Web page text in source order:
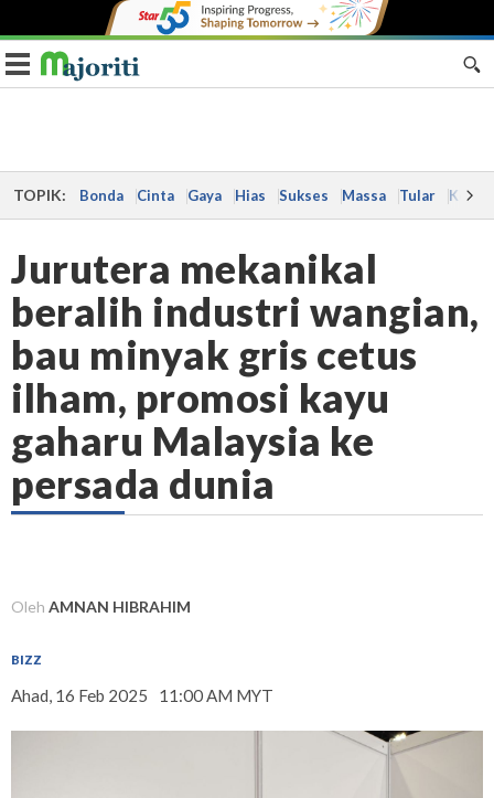
Toggle navigation
TOPIK: Bonda Cinta Gaya Hias Sukses Massa Tular Kes
Jurutera mekanikal
beralih industri wangian,
bau minyak gris cetus
ilham, promosi kayu
gaharu Malaysia ke
persada dunia
Oleh AMNAN HIBRAHIM
BIZZ
Ahad, 16 Feb 2025 11:00 AM MYT